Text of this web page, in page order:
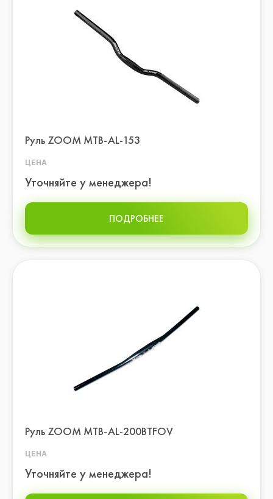
Руль ZOOM MTB-AL-153
ЦЕНА
Уточняйте у менеджера!
ПОДРОБНЕЕ
Руль ZOOM MTB-AL-200BTFOV
ЦЕНА
Уточняйте у менеджера!